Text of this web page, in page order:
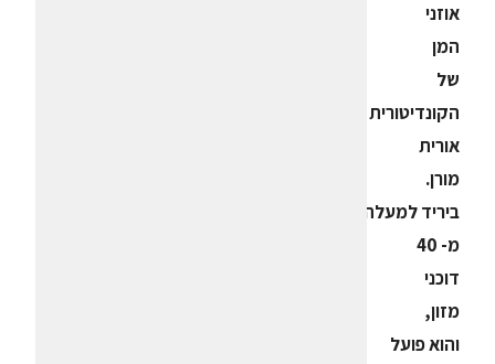
אוזני
המן
של
הקונדיטורית
אורית
מורן.
ביריד למעלה
מ- 40
דוכני
מזון,
והוא פועל